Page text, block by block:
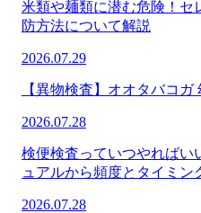
米類や麺類に潜む危険！セ
防方法について解説
2026.07.29
【異物検査】オオタバコ
2026.07.28
検便検査っていつやればい
ュアルから頻度とタイミン
2026.07.28